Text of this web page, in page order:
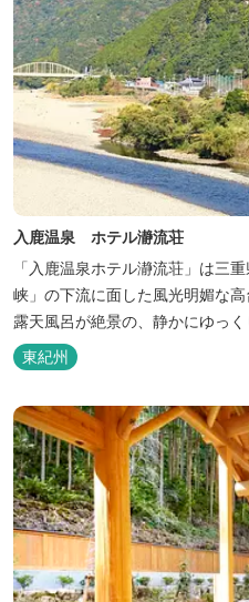
入鹿温泉 ホテル瀞流荘
「入鹿温泉ホテル瀞流荘」は三
峡」の下流に面した風光明媚な
露天風呂が絶景の、静かにゆっ
る温泉宿泊施設です。 熊野古道をはじめ、日本一の棚田と称される
丸山千枚田、赤木城跡、熊野本
くに点在し、和歌山・奈良の遺
クセスには大変便利な立地と...
東紀州